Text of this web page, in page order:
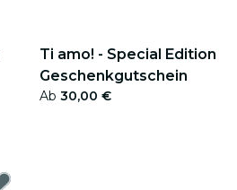
Ti amo! - Special Edition
Geschenkgutschein
Ab 30,00 €